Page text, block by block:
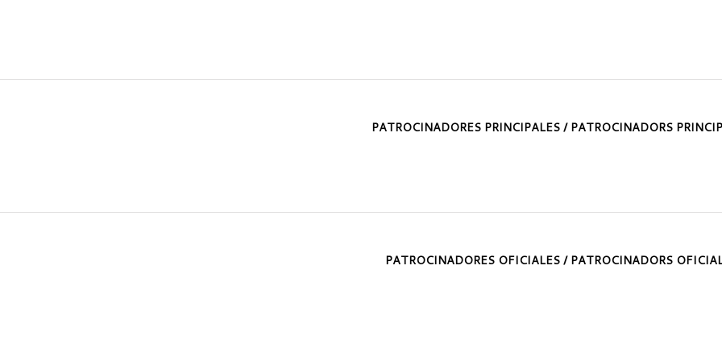
PATROCINADORES PRINCIPALES / PATROCINADORS
PATROCINADORES OFICIALES / PATROCINADORS